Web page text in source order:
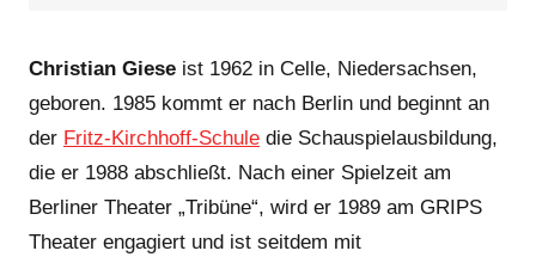
Christian Giese ist 1962 in Celle, Niedersachsen,
geboren. 1985 kommt er nach Berlin und beginnt an
der Fritz-Kirchhoff-Schule die Schauspielausbildung,
die er 1988 abschließt. Nach einer Spielzeit am
Berliner Theater „Tribüne“, wird er 1989 am GRIPS
Theater engagiert und ist seitdem mit